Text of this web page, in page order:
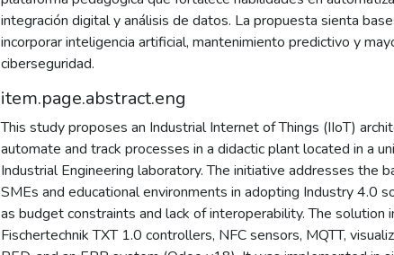
integración digital y análisis de datos. La propuesta sienta
incorporar inteligencia artificial, mantenimiento predictivo y
ciberseguridad.
item.page.abstract.eng
This study proposes an Industrial Internet of Things (IIoT)
automate and track processes in a didactic plant located in a
Industrial Engineering laboratory. The initiative addresses the
SMEs and educational environments in adopting Industry 4.0
as budget constraints and lack of interoperability. The solution
Fischertechnik TXT 1.0 controllers, NFC sensors, MQTT,